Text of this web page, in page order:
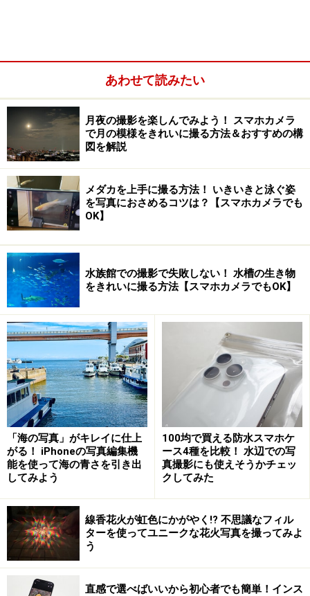
にある「Normal」というのがフィルターを適用する前の
オリジナル写真で、それ以外は各フィルターの見本で
す。
直感的にフィルターを選んで楽しんでみよ
う
インスタのフィルターには独特のネーミングが付けられてい
る。
インスタのフィルターには世界各地の都市名や独特のネ
ーミングが付けられています。直感的に「いいな」と思
うフィルターがあったら、サムネイルの中からタップし
てみましょう。すると、投稿用の写真にそのフィルター
を適用することができます。
例えば「Rio De Janeiro」というフィルターを適用してみ
ると、次のようになります。
あわせて読みたい
月夜の撮影を楽しんでみよう！ スマホカメラ
で月の模様をきれいに撮る方法＆おすすめの構
図を解説
メダカを上手に撮る方法！ いきいきと泳ぐ姿
を写真におさめるコツは？【スマホカメラでも
OK】
水族館での撮影で失敗しない！ 水槽の生き物
をきれいに撮る方法【スマホカメラでもOK】
「海の写真」がキレイに仕上
がる！ iPhoneの写真編集機
能を使って海の青さを引き出
してみよう
100均で買える防水スマホケ
ース4種を比較！ 水辺での写
真撮影にも使えそうかチェッ
クしてみた
線香花火が虹色にかがやく!? 不思議なフィル
ターを使ってユニークな花火写真を撮ってみよ
う
直感で選べばいいから初心者でも簡単！インス